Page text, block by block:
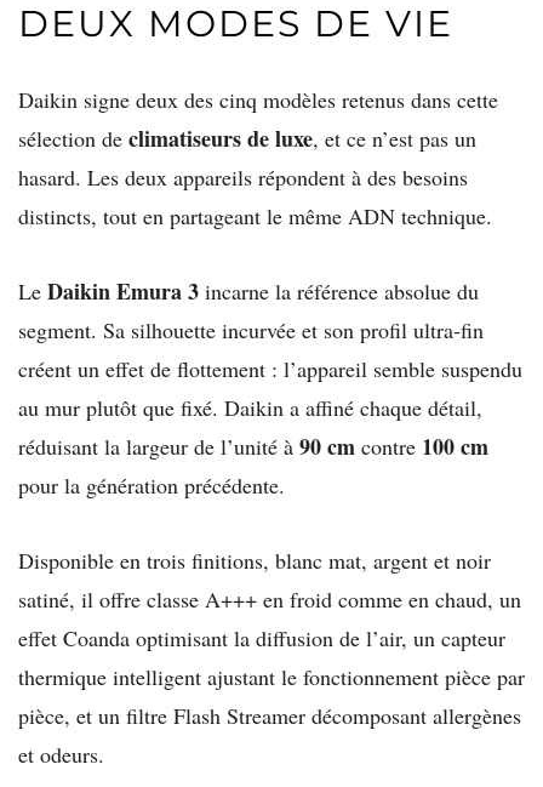
DEUX MODES DE VIE
Daikin signe deux des cinq modèles retenus dans cette
sélection de climatiseurs de luxe, et ce n’est pas un
hasard. Les deux appareils répondent à des besoins
distincts, tout en partageant le même ADN technique.
Le Daikin Emura 3 incarne la référence absolue du
segment. Sa silhouette incurvée et son profil ultra-fin
créent un effet de flottement : l’appareil semble suspendu
au mur plutôt que fixé. Daikin a affiné chaque détail,
réduisant la largeur de l’unité à 90 cm contre 100 cm
pour la génération précédente.
Disponible en trois finitions, blanc mat, argent et noir
satiné, il offre classe A+++ en froid comme en chaud, un
effet Coanda optimisant la diffusion de l’air, un capteur
thermique intelligent ajustant le fonctionnement pièce par
pièce, et un filtre Flash Streamer décomposant allergènes
et odeurs.